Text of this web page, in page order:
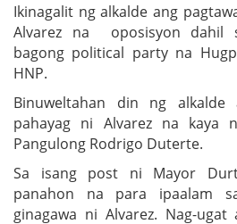
Ikinagalit ng alkalde ang
Alvarez na oposisyon dahil
bagong political party na
HNP.
Binuweltahan din ng alkalde
pahayag ni Alvarez na kaya
Pangulong Rodrigo Duterte.
Sa isang post ni Mayor
panahon na para ipaalam
ginagawa ni Alvarez. Nag-